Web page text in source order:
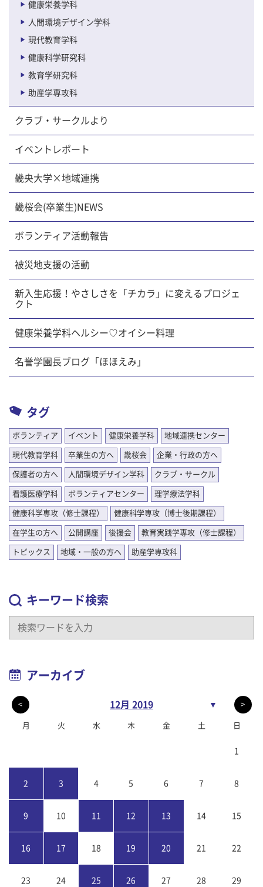
健康栄養学科
人間環境デザイン学科
現代教育学科
健康科学研究科
教育学研究科
助産学専攻科
クラブ・サークルより
イベントレポート
畿央大学×地域連携
畿桜会(卒業生)NEWS
ボランティア活動報告
被災地支援の活動
新入生応援！やさしさを「チカラ」に変えるプロジェ
クト
健康栄養学科ヘルシー♡オイシー料理
名誉学園長ブログ「ほほえみ」
タグ
ボランティア イベント 健康栄養学科 地域連携センター
現代教育学科 卒業生の方へ 畿桜会 企業・行政の方へ
保護者の方へ 人間環境デザイン学科 クラブ・サークル
看護医療学科 ボランティアセンター 理学療法学科
健康科学専攻（修士課程） 健康科学専攻（博士後期課程）
在学生の方へ 公開講座 後援会 教育実践学専攻（修士課程）
トピックス 地域・一般の方へ 助産学専攻科
キーワード検索
アーカイブ
< 12月 2019 ▼ >
月 火 水 木 金 土 日
1
2 3 4 5 6 7 8
9 10 11 12 13 14 15
16 17 18 19 20 21 22
23 24 25 26 27 28 29